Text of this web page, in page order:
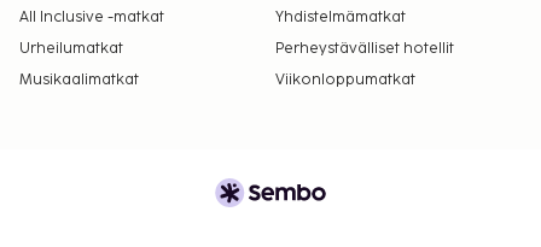
All Inclusive -matkat
Yhdistelmämatkat
Urheilumatkat
Perheystävälliset hotellit
Musikaalimatkat
Viikonloppumatkat